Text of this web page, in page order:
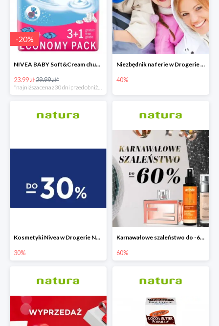
-20%
NIVEA BABY Soft&Cream chusteczki 4x63 sztuki
23.99 zł29.99 zł*
*najniższa cena z 30 dni przed obniżką
Niezbędnik na ferie w Drogerie Natura
40%
Kosmetyki Nivea w Drogerie Natura do -30%
30%
Karnawałowe szaleństwo do -60% w Drogerie Natura
60%